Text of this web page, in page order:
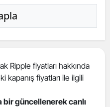
Ripple fiyatları hakkında
kapanış fiyatları ile ilgili
bir güncellenerek canlı